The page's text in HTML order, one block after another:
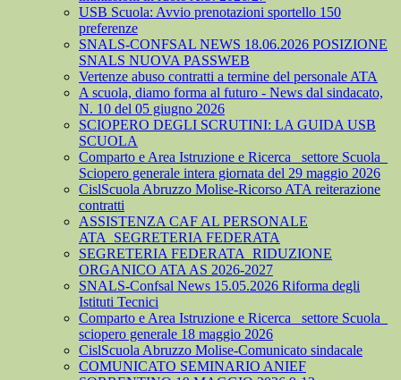
USB Scuola: Avvio prenotazioni sportello 150
preferenze
SNALS-CONFSAL NEWS 18.06.2026 POSIZIONE
SNALS NUOVA PASSWEB
Vertenze abuso contratti a termine del personale ATA
A scuola, diamo forma al futuro - News dal sindacato,
N. 10 del 05 giugno 2026
SCIOPERO DEGLI SCRUTINI: LA GUIDA USB
SCUOLA
Comparto e Area Istruzione e Ricerca_ settore Scuola_
Sciopero generale intera giornata del 29 maggio 2026
CislScuola Abruzzo Molise-Ricorso ATA reiterazione
contratti
ASSISTENZA CAF AL PERSONALE
ATA_SEGRETERIA FEDERATA
SEGRETERIA FEDERATA_RIDUZIONE
ORGANICO ATA AS 2026-2027
SNALS-Confsal News 15.05.2026 Riforma degli
Istituti Tecnici
Comparto e Area Istruzione e Ricerca_ settore Scuola_
sciopero generale 18 maggio 2026
CislScuola Abruzzo Molise-Comunicato sindacale
COMUNICATO SEMINARIO ANIEF